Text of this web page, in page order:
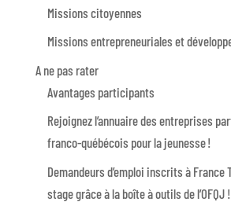
Missions citoyennes
Missions entrepreneuriales et
A ne pas rater
Avantages participants
Rejoignez l’annuaire des entreprises
franco-québécois pour la jeunesse !
Demandeurs d’emploi inscrits à France
stage grâce à la boîte à outils de l’OFQJ !